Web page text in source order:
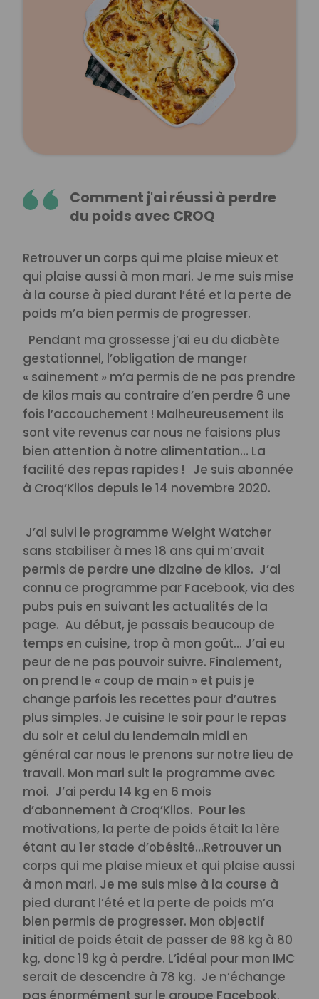
Comment j'ai réussi à perdre
du poids avec CROQ
Retrouver un corps qui me plaise mieux et
qui plaise aussi à mon mari. Je me suis mise
à la course à pied durant l’été et la perte de
poids m’a bien permis de progresser.
Pendant ma grossesse j’ai eu du diabète
gestationnel, l’obligation de manger
« sainement » m’a permis de ne pas prendre
de kilos mais au contraire d’en perdre 6 une
fois l’accouchement ! Malheureusement ils
sont vite revenus car nous ne faisions plus
bien attention à notre alimentation… La
facilité des repas rapides ! Je suis abonnée
à Croq’Kilos depuis le 14 novembre 2020.
J’ai suivi le programme Weight Watcher
sans stabiliser à mes 18 ans qui m’avait
permis de perdre une dizaine de kilos. J’ai
connu ce programme par Facebook, via des
pubs puis en suivant les actualités de la
page. Au début, je passais beaucoup de
temps en cuisine, trop à mon goût… J’ai eu
peur de ne pas pouvoir suivre. Finalement,
on prend le « coup de main » et puis je
change parfois les recettes pour d’autres
plus simples. Je cuisine le soir pour le repas
du soir et celui du lendemain midi en
général car nous le prenons sur notre lieu de
travail. Mon mari suit le programme avec
moi. J’ai perdu 14 kg en 6 mois
d’abonnement à Croq’Kilos. Pour les
motivations, la perte de poids était la 1ère
étant au 1er stade d’obésité…Retrouver un
corps qui me plaise mieux et qui plaise aussi
à mon mari. Je me suis mise à la course à
pied durant l’été et la perte de poids m’a
bien permis de progresser. Mon objectif
initial de poids était de passer de 98 kg à 80
kg, donc 19 kg à perdre. L’idéal pour mon IMC
serait de descendre à 78 kg. Je n’échange
pas énormément sur le groupe Facebook,